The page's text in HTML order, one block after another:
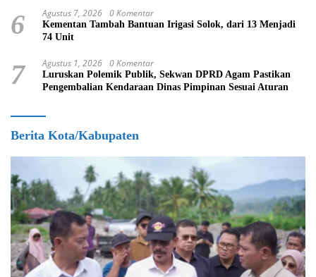
6 Agustus 7, 2026 0 Komentar
Kementan Tambah Bantuan Irigasi Solok, dari 13 Menjadi
74 Unit
7 Agustus 1, 2026 0 Komentar
Luruskan Polemik Publik, Sekwan DPRD Agam Pastikan
Pengembalian Kendaraan Dinas Pimpinan Sesuai Aturan
Berita Kota/Kabupaten